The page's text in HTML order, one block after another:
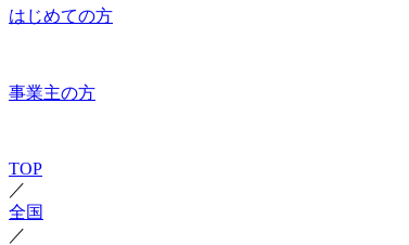
はじめての方
事業主の方
TOP
／
全国
／